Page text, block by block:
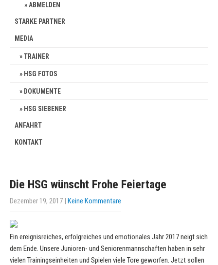
ABMELDEN
STARKE PARTNER
MEDIA
TRAINER
HSG FOTOS
DOKUMENTE
HSG SIEBENER
ANFAHRT
KONTAKT
Die HSG wünscht Frohe Feiertage
Dezember 19, 2017 | Keine Kommentare
Ein ereignisreiches, erfolgreiches und emotionales Jahr 2017 neigt sich
dem Ende. Unsere Junioren- und Seniorenmannschaften haben in sehr
vielen Trainingseinheiten und Spielen viele Tore geworfen. Jetzt sollen